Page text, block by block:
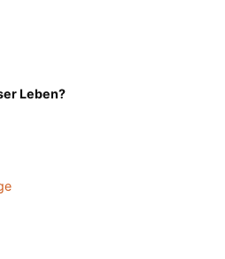
Leben?